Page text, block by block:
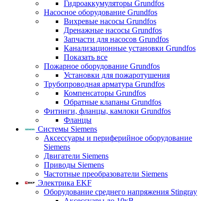
Гидроаккумуляторы Grundfos
Насосное оборудование Grundfos
Вихревые насосы Grundfos
Дренажные насосы Grundfos
Запчасти для насосов Grundfos
Канализационные установки Grundfos
Показать все
Пожарное оборудование Grundfos
Установки для пожаротушения
Трубопроводная арматура Grundfos
Компенсаторы Grundfos
Обратные клапаны Grundfos
Фитинги, фланцы, камлоки Grundfos
Фланцы
Системы Siemens
Аксессуары и периферийное оборудование
Siemens
Двигатели Siemens
Приводы Siemens
Частотные преобразователи Siemens
Электрика EKF
Оборудование среднего напряжения Stingray